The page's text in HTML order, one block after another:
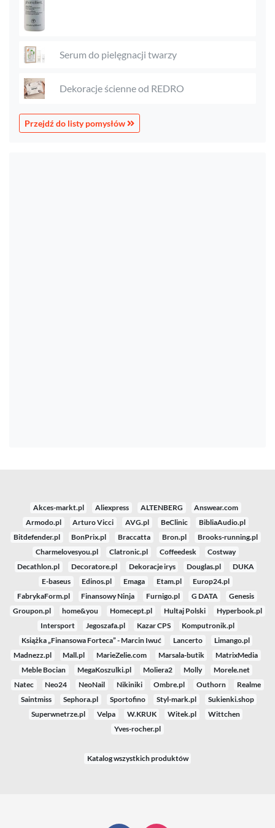
Serum do pielęgnacji twarzy
Dekoracje ścienne od REDRO
Przejdź do listy pomysłów
Akces-markt.pl Aliexpress ALTENBERG
Answear.com
Armodo.pl
Arturo Vicci AVG.pl BeClinic
BibliaAudio.pl
Bitdefender.pl
BonPrix.pl Braccatta Bron.pl
Brooks-running.pl
Charmelovesyou.pl
Clatronic.pl Coffeedesk
Costway
Decathlon.pl
Decoratore.pl Dekoracje irys Douglas.pl
DUKA
E-baseus
Edinos.pl Emaga Etam.pl
Europ24.pl
FabrykaForm.pl
Finansowy Ninja Furnigo.pl G DATA
Genesis
Groupon.pl
home&you Homecept.pl Hultaj Polski
Hyperbook.pl
Intersport
Jegoszafa.pl Kazar CPS
Komputronik.pl
Książka „Finansowa Forteca” - Marcin Iwuć
Lancerto
Limango.pl
Madnezz.pl
Mall.pl MarieZelie.com Marsala-butik
MatrixMedia
Meble Bocian
MegaKoszulki.pl Moliera2 Molly
Morele.net
Natec
Neo24 NeoNail Nikiniki Ombre.pl Outhorn
Realme
Saintmiss
Sephora.pl Sportofino Styl-mark.pl
Sukienki.shop
Superwnetrze.pl
Velpa W.KRUK Witek.pl
Wittchen
Yves-rocher.pl
Katalog wszystkich produktów